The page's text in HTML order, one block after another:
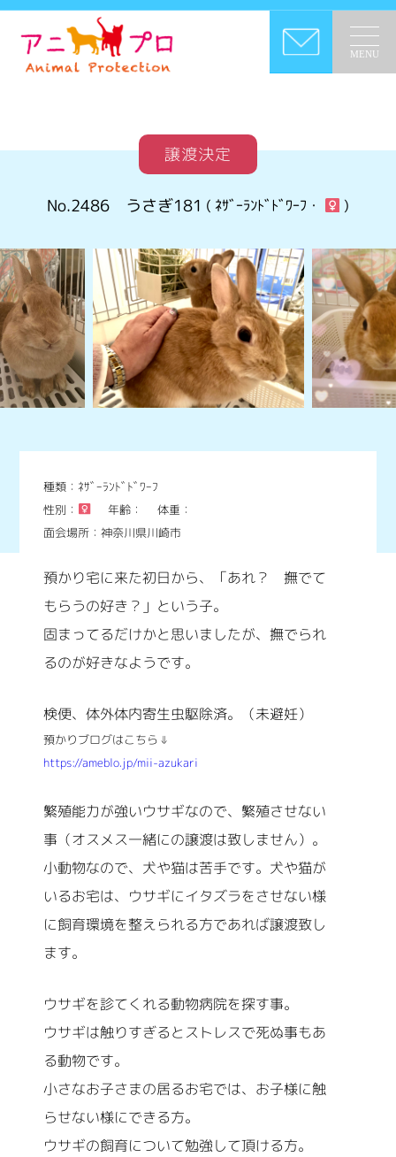
MENU
No.2486 うさぎ181 ( ﾈｻﾞｰﾗﾝﾄﾞﾄﾞﾜｰﾌ・ )
譲渡決定
種類：ﾈｻﾞｰﾗﾝﾄﾞﾄﾞﾜｰﾌ
性別：
年齢：
体重：
面会場所：神奈川県川崎市
預かり宅に来た初日から、「あれ？ 撫でて
もらうの好き？」という子。
固まってるだけかと思いましたが、撫でられ
るのが好きなようです。
検便、体外体内寄生虫駆除済。（未避妊）
預かりブログはこちら⇓
https://ameblo.jp/mii-azukari
繁殖能力が強いウサギなので、繁殖させない
事（オスメス一緒にの譲渡は致しません）。
小動物なので、犬や猫は苦手です。犬や猫が
いるお宅は、ウサギにイタズラをさせない様
に飼育環境を整えられる方であれば譲渡致し
ます。
ウサギを診てくれる動物病院を探す事。
ウサギは触りすぎるとストレスで死ぬ事もあ
る動物です。
小さなお子さまの居るお宅では、お子様に触
らせない様にできる方。
ウサギの飼育について勉強して頂ける方。